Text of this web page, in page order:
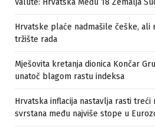
Valute: Hrvatska Među 18 Zemalja
Hrvatske plaće nadmašile češke, ali
tržište rada
Mješovita kretanja dionica Končar
unatoč blagom rastu indeksa
Hrvatska inflacija nastavlja rasti treći
svrstana među najviše stope u